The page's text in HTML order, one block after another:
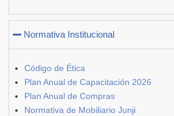
Normativa Institucional
Código de Ética
Plan Anual de Capacitación 2026
Plan Anual de Compras
Normativa de Mobiliario Junji